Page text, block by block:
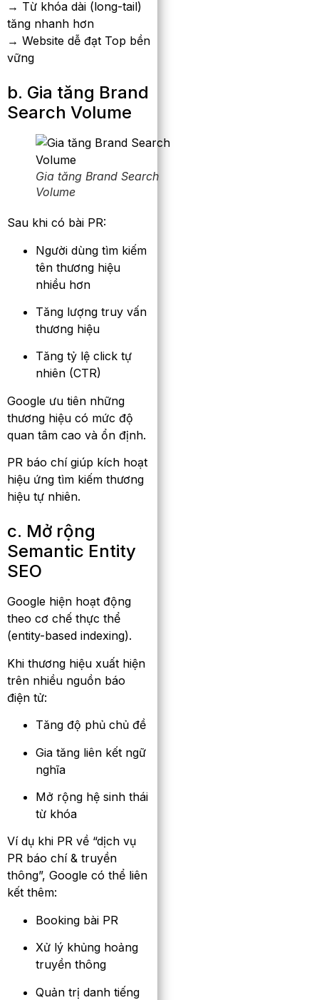
→ Từ khóa dài (long-tail)
tăng nhanh hơn
→ Website dễ đạt Top bền
vững
b. Gia tăng Brand
Search Volume
Gia tăng Brand Search
Volume
Sau khi có bài PR:
Người dùng tìm kiếm
tên thương hiệu
nhiều hơn
Tăng lượng truy vấn
thương hiệu
Tăng tỷ lệ click tự
nhiên (CTR)
Google ưu tiên những
thương hiệu có mức độ
quan tâm cao và ổn định.
PR báo chí giúp kích hoạt
hiệu ứng tìm kiếm thương
hiệu tự nhiên.
c. Mở rộng
Semantic Entity
SEO
Google hiện hoạt động
theo cơ chế thực thể
(entity-based indexing).
Khi thương hiệu xuất hiện
trên nhiều nguồn báo
điện tử:
Tăng độ phủ chủ đề
Gia tăng liên kết ngữ
nghĩa
Mở rộng hệ sinh thái
từ khóa
Ví dụ khi PR về “dịch vụ
PR báo chí & truyền
thông”, Google có thể liên
kết thêm:
Booking bài PR
Xử lý khủng hoảng
truyền thông
Quản trị danh tiếng